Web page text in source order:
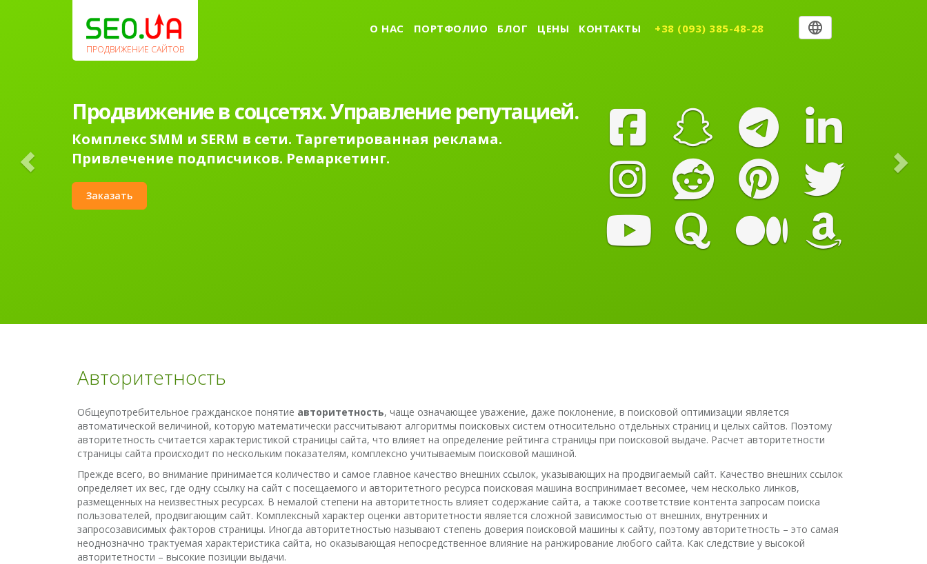
ПРОДВИЖЕНИЕ САЙТОВ
О НАС ПОРТФОЛИО БЛОГ ЦЕНЫ КОНТАКТЫ +38 (093) 385-48-28
Продвижение в соцсетях. Управление репутацией.
Комплекс SMM и SERM в сети. Таргетированная реклама.
Привлечение подписчиков. Ремаркетинг.
Заказать
Авторитетность
Общеупотребительное гражданское понятие авторитетность, чаще означающее уважение, даже поклонение, в поисковой оптимизации является
автоматической величиной, которую математически рассчитывают алгоритмы поисковых систем относительно отдельных страниц и целых сайтов. Поэтому
авторитетность считается характеристикой страницы сайта, что влияет на определение рейтинга страницы при поисковой выдаче. Расчет авторитетности
страницы сайта происходит по нескольким показателям, комплексно учитываемым поисковой машиной.
Прежде всего, во внимание принимается количество и самое главное качество внешних ссылок, указывающих на продвигаемый сайт. Качество внешних ссылок
определяет их вес, где одну ссылку на сайт с посещаемого и авторитетного ресурса поисковая машина воспринимает весомее, чем несколько линков,
размещенных на неизвестных ресурсах. В немалой степени на авторитетность влияет содержание сайта, а также соответствие контента запросам поиска
пользователей, продвигающим сайт. Комплексный характер оценки авторитетности является сложной зависимостью от внешних, внутренних и
запросозависимых факторов страницы. Иногда авторитетностью называют степень доверия поисковой машины к сайту, поэтому авторитетность – это самая
неоднозначно трактуемая характеристика сайта, но оказывающая непосредственное влияние на ранжирование любого сайта. Как следствие у высокой
авторитетности – высокие позиции выдачи.